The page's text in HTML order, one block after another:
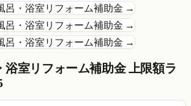
呂・浴室リフォーム補助金 →
呂・浴室リフォーム補助金 →
呂・浴室リフォーム補助金 →
浴室リフォーム補助金 上限額ラ